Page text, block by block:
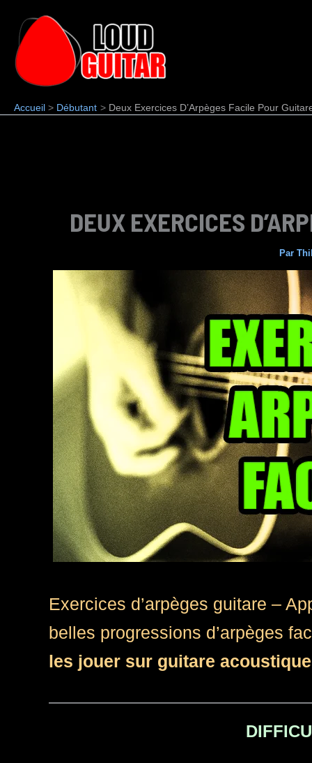
contenu
Accueil Débutant Deux Exercices D’Arpèges Facile Pour
DEUX EXERCICES
Par
Exercices d’arpèges guitare –
belles progressions d’arpèges
les jouer sur guitare